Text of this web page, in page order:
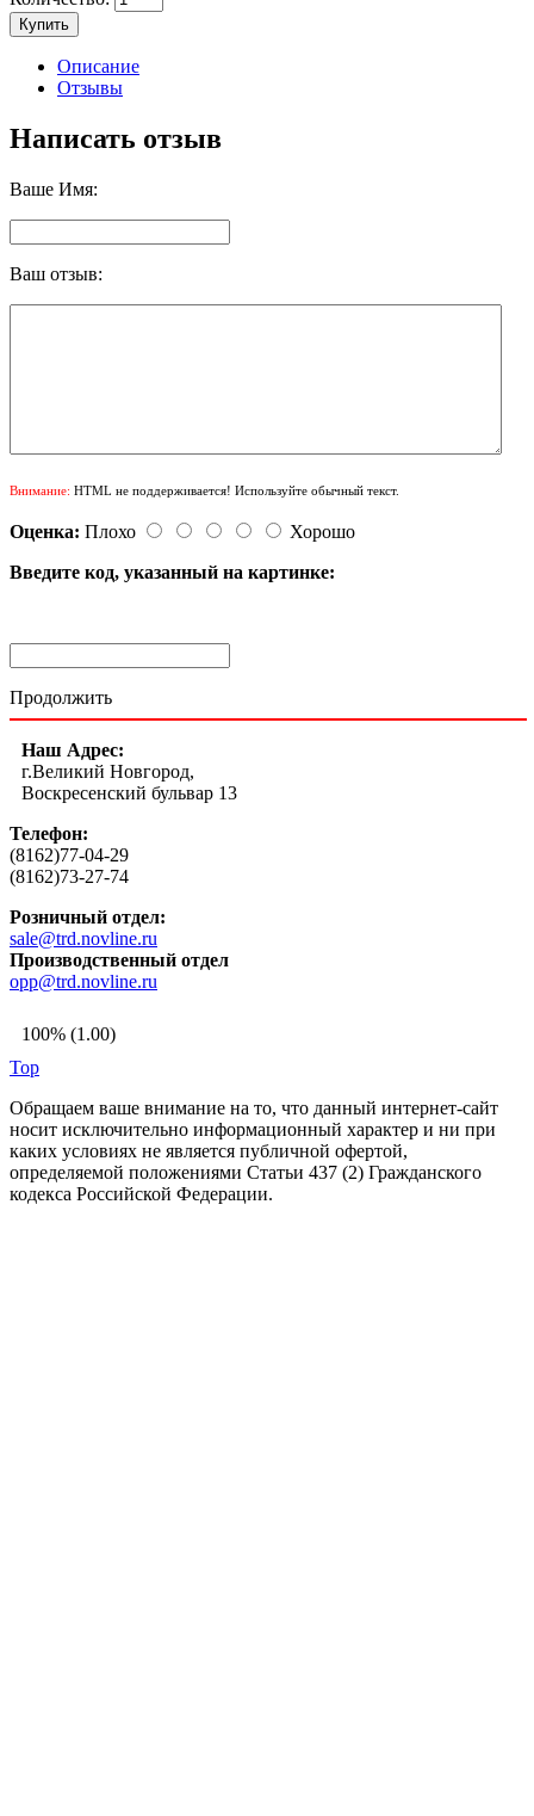
Купить
Описание
Отзывы
Написать отзыв
Ваше Имя:
Ваш отзыв:
Внимание: HTML не поддерживается! Используйте обычный текст.
Оценка: Плохо
Хорошо
Введите код, указанный на картинке:
Продолжить
Наш Адрес:
г.Великий Новгород,
Воскресенский бульвар 13
Телефон:
(8162)77-04-29
(8162)73-27-74
Розничный отдел:
sale@trd.novline.ru
Производственный отдел
opp@trd.novline.ru
100% (1.00)
Top
Обращаем ваше внимание на то, что данный интернет-сайт
носит исключительно информационный характер и ни при
каких условиях не является публичной офертой,
определяемой положениями Статьи 437 (2) Гражданского
кодекса Российской Федерации.